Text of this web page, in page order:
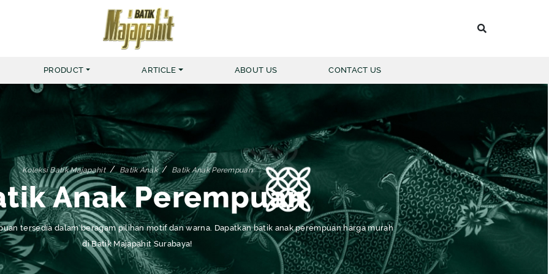
PRODUCT
MERK BATIK MAJAPAHIT
MUSLIM NUR HAFID
MUSLIM NUR AINI
KEMEJA ZIGGER
KEMEJA YARDRISS
KEMEJA BATIK PRIA
BATIK LENGAN PANJANG
BATIK LENGAN PENDEK
ARTICLE ABOUT US CONTACT US
Koleksi Batik Majapahit Batik Anak Batik Anak Perempuan
Anak Perempuan
tersedia dalam beragam pilihan motif dan warna. Dapatkan batik anak perempuan harga murah
di Batik Majapahit Surabaya!